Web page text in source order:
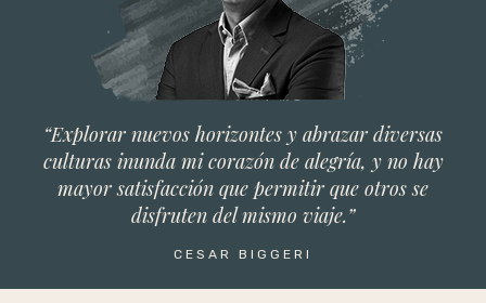
“Explorar nuevos horizontes y abrazar diversas
culturas inunda mi corazón de alegría, y no hay
mayor satisfacción que permitir que otros se
disfruten del mismo viaje.”
CESAR BIGGERI